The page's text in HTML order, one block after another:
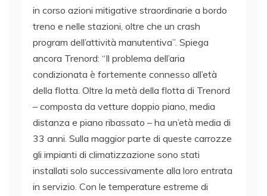
in corso azioni mitigative straordinarie a bordo
treno e nelle stazioni, oltre che un crash
program dell’attività manutentiva”. Spiega
ancora Trenord: “Il problema dell’aria
condizionata è fortemente connesso all’età
della flotta. Oltre la metà della flotta di Trenord
– composta da vetture doppio piano, media
distanza e piano ribassato – ha un’età media di
33 anni. Sulla maggior parte di queste carrozze
gli impianti di climatizzazione sono stati
installati solo successivamente alla loro entrata
in servizio. Con le temperature estreme di